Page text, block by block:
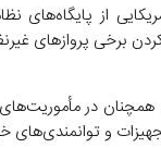
۵۰۰ هواپیمای آمریکایی از
برخی پروازهای
در مأموریت‌های
و توانمندی‌های